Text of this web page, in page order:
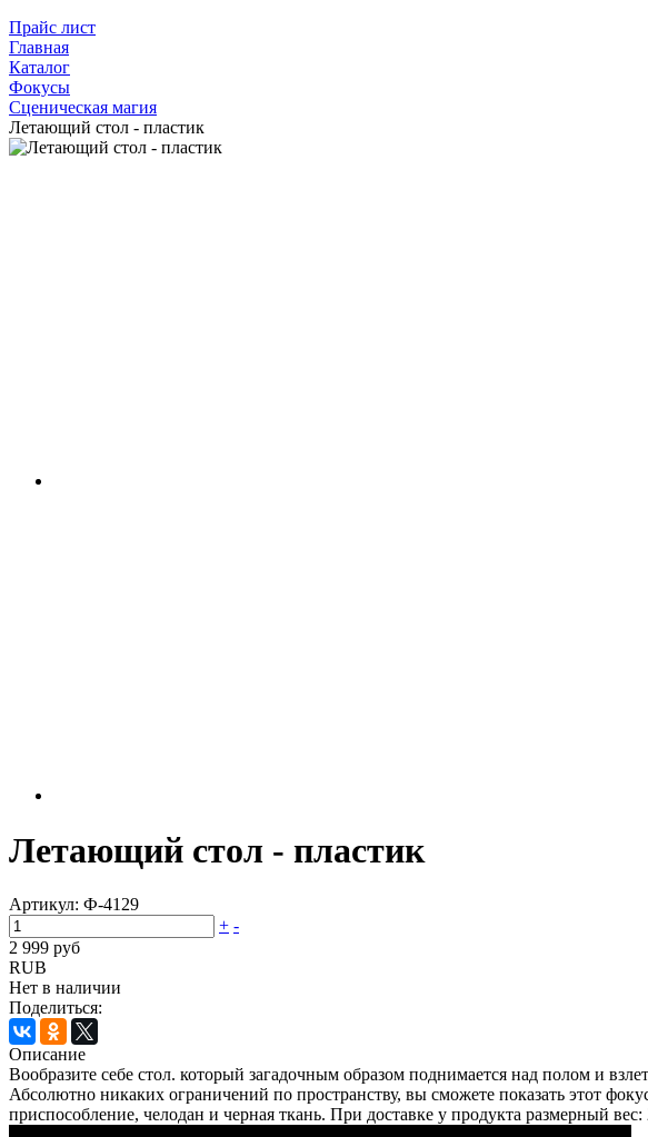
Прайс лист
Главная
Каталог
Фокусы
Сценическая магия
Летающий стол - пластик
Летающий стол - пластик
Артикул: Ф-4129
+ -
2 999 руб
RUB
Нет в наличии
Поделиться:
Описание
Вообразите себе стол. который загадочным образом поднимается над полом и
Абсолютно никаких ограничений по пространству, вы сможете показать этот
приспособление, челодан и черная ткань. При доставке у продукта размерный